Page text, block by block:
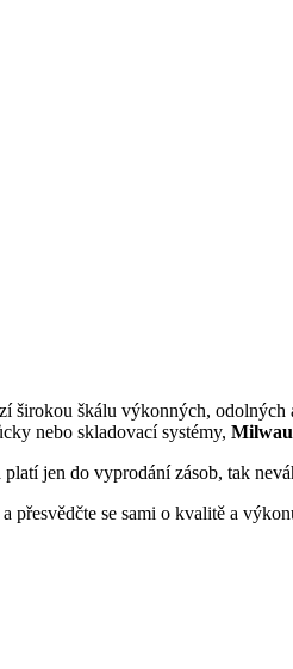
škálu výkonných,
nebo skladovací systémy,
jen do vyprodání zásob, tak
přesvědčte se sami o kvalitě a